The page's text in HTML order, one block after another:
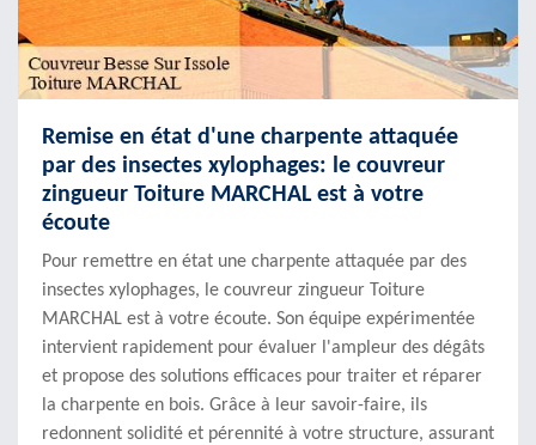
Remise en état d'une charpente attaquée
par des insectes xylophages: le couvreur
zingueur Toiture MARCHAL est à votre
écoute
Pour remettre en état une charpente attaquée par des
insectes xylophages, le couvreur zingueur Toiture
MARCHAL est à votre écoute. Son équipe expérimentée
intervient rapidement pour évaluer l'ampleur des dégâts
et propose des solutions efficaces pour traiter et réparer
la charpente en bois. Grâce à leur savoir-faire, ils
redonnent solidité et pérennité à votre structure, assurant